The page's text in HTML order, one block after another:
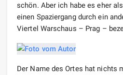
schön. Aber ich habe es eher
einen Spaziergang durch ein
Viertel Warschaus – Prag –
Der Name des Ortes hat nichts